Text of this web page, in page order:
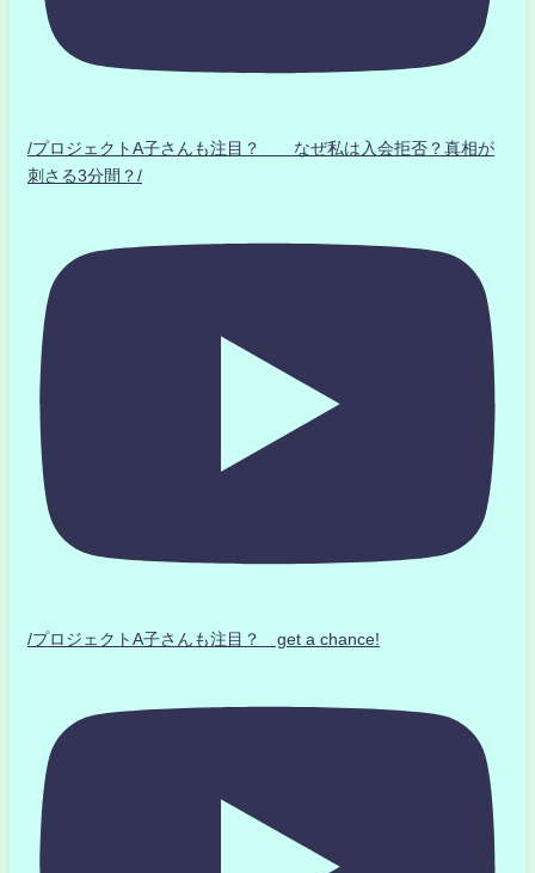
/プロジェクトA子さんも注目？ なぜ私は入会拒否？真相が
刺さる3分間？/
/プロジェクトA子さんも注目？ get a chance!